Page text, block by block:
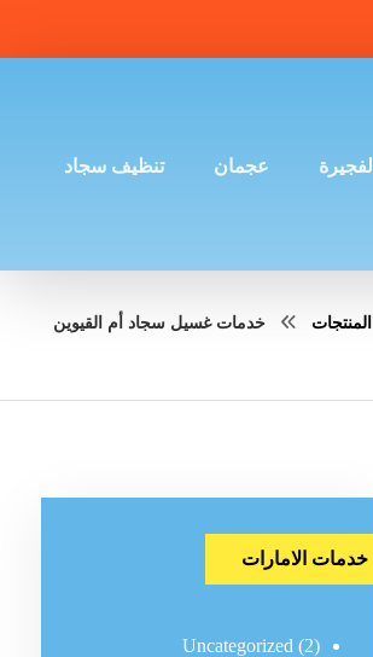
الفجيرة عجمان تنظيف سجاد
المنتجات خدمات غسيل سجاد أم القيوين
خدمات الامارات
Uncategorized (2)